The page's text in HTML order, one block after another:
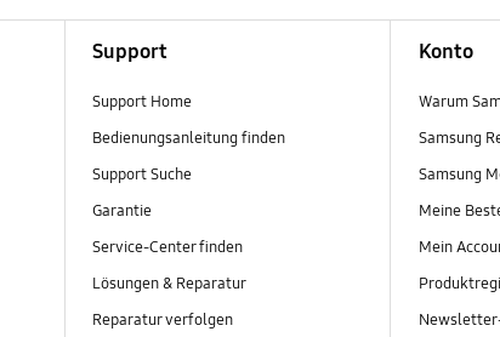
Support
Support Home
Bedienungsanleitung finden
Support Suche
Garantie
Service-Center finden
Lösungen & Reparatur
Reparatur verfolgen
Konto
Warum
Samsung
Samsung
Meine
Mein